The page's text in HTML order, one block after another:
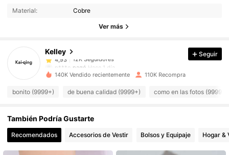
Material: Cobre
Ver más
Kelley
12K Seguidores
4,93
12K Seguidores
p***o
pagóHace 1 día
4,93 12K Seguidores
4,93 12K Seguidores
Seguir
140K Vendido recientemente 110K Recompra
bonito (9999+) de buena calidad (9999+) como en las fotos (9999+)
También Podría Gustarte
Recomendados Accesorios de Vestir Bolsos y Equipaje Hogar &